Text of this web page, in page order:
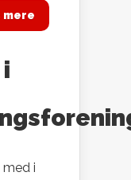
mere
i